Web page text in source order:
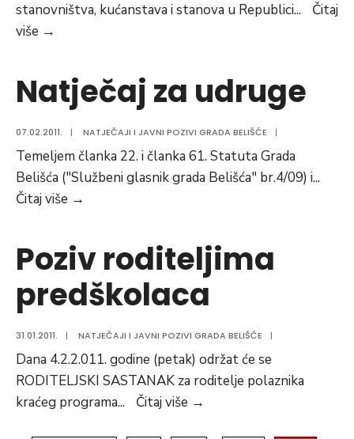
stanovništva, kućanstava i stanova u Republici...
Čitaj
više →
podnošenje
prijava
za
sudjelovanje
u
Popisu
2011
Natječaj za udruge
07.02.2011. | NATJEČAJI I JAVNI POZIVI GRADA BELIŠĆE |
Temeljem članka 22. i članka 61. Statuta Grada
Belišća ("Službeni glasnik grada Belišća" br.4/09) i...
Čitaj više →
Poziv roditeljima
predškolaca
31.01.2011. | NATJEČAJI I JAVNI POZIVI GRADA BELIŠĆE |
Dana 4.2.2.011. godine (petak) održat će se
RODITELJSKI SASTANAK za roditelje polaznika
kraćeg programa... Čitaj više →